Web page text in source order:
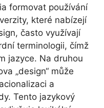
formovat používání
které nabízejí
často využívají
terminologii, čímž
jazyce. Na druhou
„design“ může
a
Tento jazykový